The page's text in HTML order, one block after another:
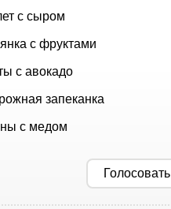
с сыром
с фруктами
с авокадо
запеканка
с медом
Голосовать